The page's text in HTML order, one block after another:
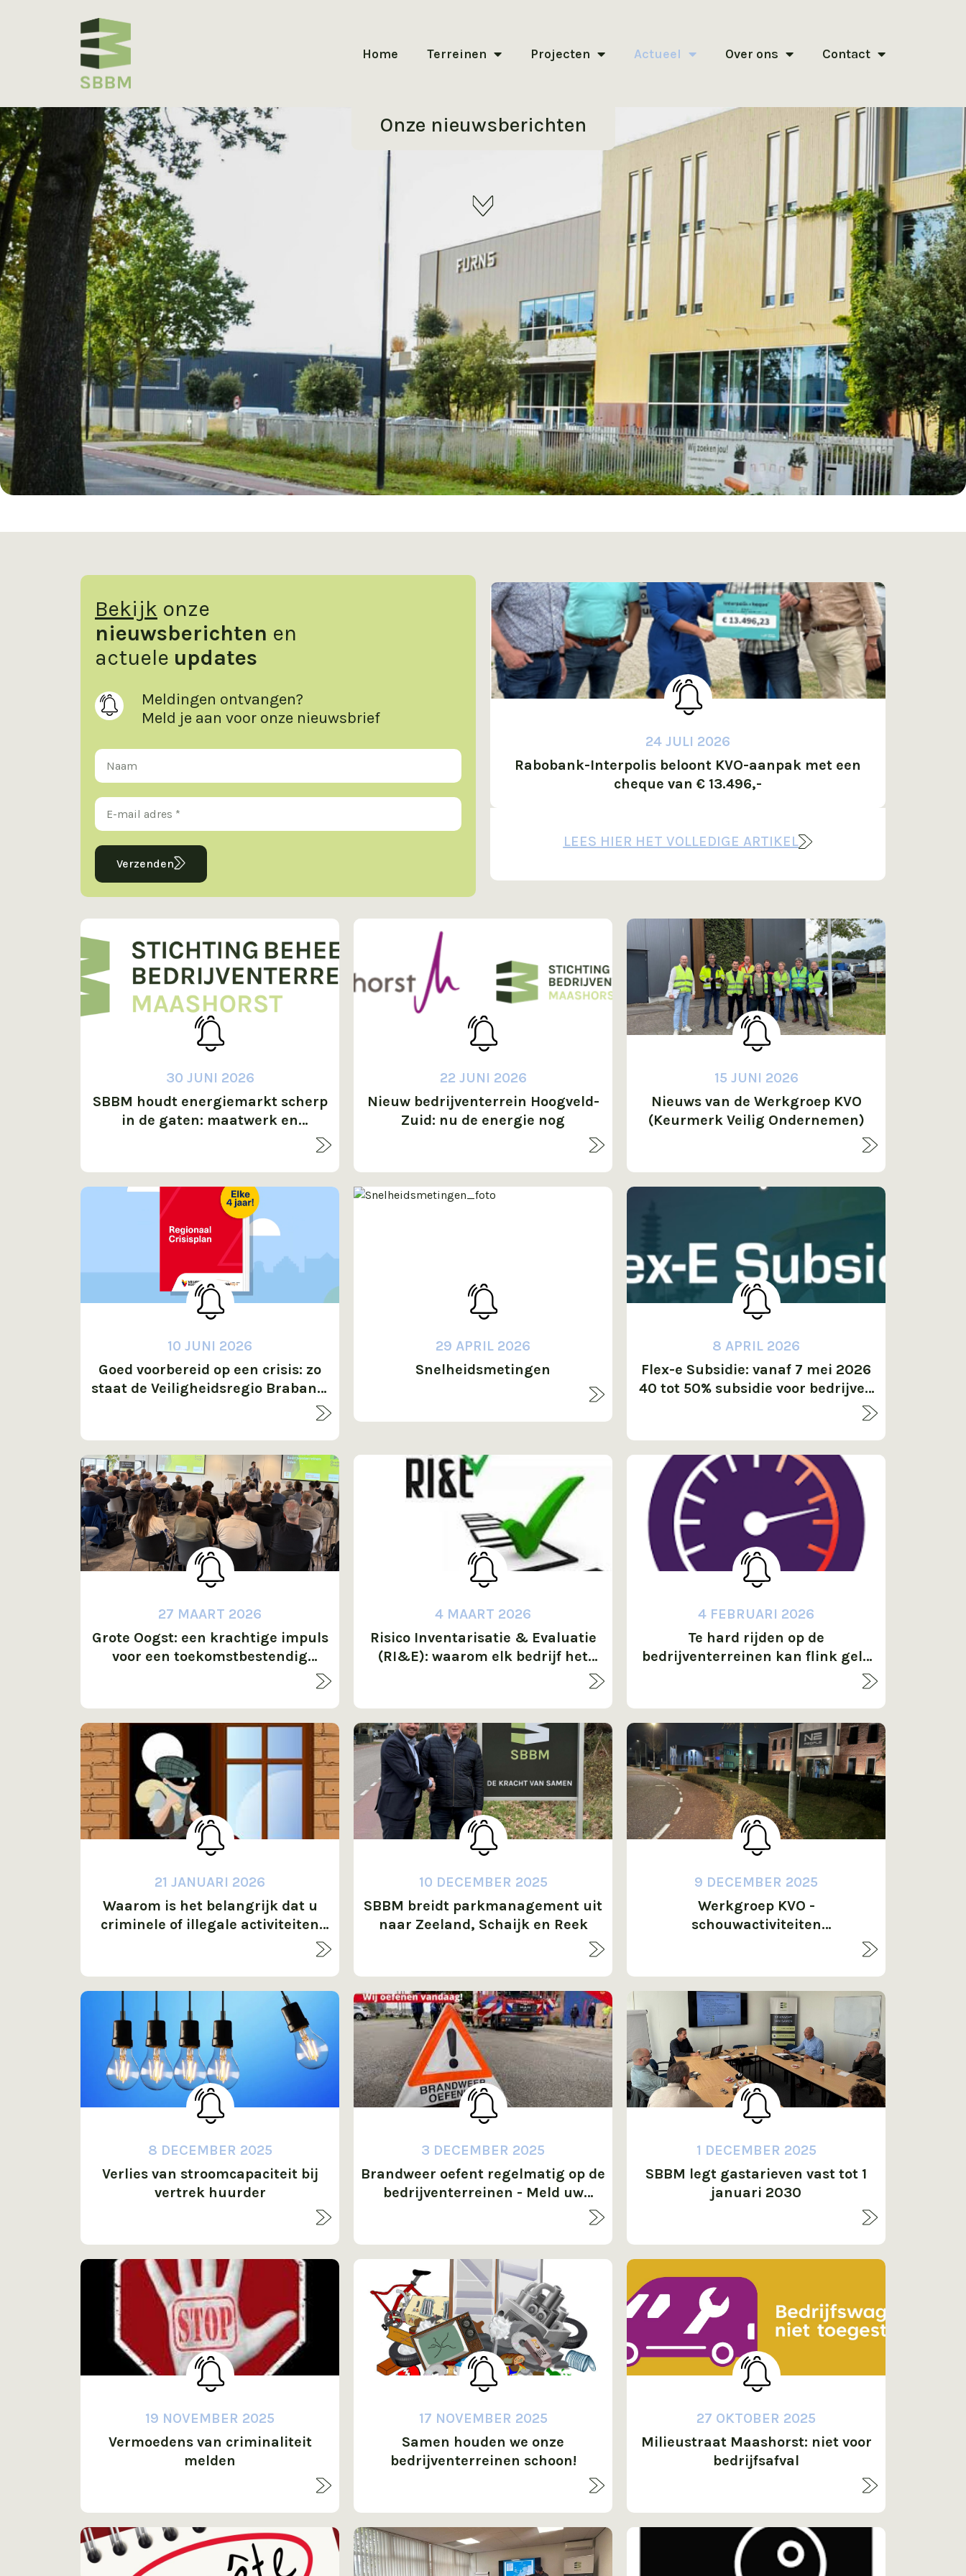
Home Terreinen Projecten Actueel Over ons Contact
Onze nieuwsberichten
Bekijk onze
nieuwsberichten en
actuele updates
Meldingen ontvangen?
Meld je aan voor onze nieuwsbrief
Verzenden
24 JULI 2026
Rabobank-Interpolis beloont KVO-aanpak met een
cheque van € 13.496,-
LEES HIER HET VOLLEDIGE ARTIKEL
30 JUNI 2026
SBBM houdt energiemarkt scherp
in de gaten: maatwerk en
zekerheid voor onze deelnemers
22 JUNI 2026
Nieuw bedrijventerrein Hoogveld-
Zuid: nu de energie nog
15 JUNI 2026
Nieuws van de Werkgroep KVO
(Keurmerk Veilig Ondernemen)
10 JUNI 2026
Goed voorbereid op een crisis: zo
staat de Veiligheidsregio Brabant-
29 APRIL 2026
Snelheidsmetingen
8 APRIL 2026
Flex-e Subsidie: vanaf 7 mei 2026
40 tot 50% subsidie voor bedrijven
met een tekort aan elektriciteit. De
27 MAART 2026
Grote Oogst: een krachtige impuls
voor een toekomstbestendig
4 MAART 2026
Risico Inventarisatie & Evaluatie
(RI&E): waarom elk bedrijf het
4 FEBRUARI 2026
Te hard rijden op de
bedrijventerreinen kan flink geld
21 JANUARI 2026
Waarom is het belangrijk dat u
criminele of illegale activiteiten
10 DECEMBER 2025
SBBM breidt parkmanagement uit
naar Zeeland, Schaijk en Reek
9 DECEMBER 2025
Werkgroep KVO -
schouwactiviteiten
8 DECEMBER 2025
Verlies van stroomcapaciteit bij
vertrek huurder
3 DECEMBER 2025
Brandweer oefent regelmatig op de
bedrijventerreinen - Meld uw
1 DECEMBER 2025
SBBM legt gastarieven vast tot 1
januari 2030
19 NOVEMBER 2025
Vermoedens van criminaliteit
melden
17 NOVEMBER 2025
Samen houden we onze
bedrijventerreinen schoon!
27 OKTOBER 2025
Milieustraat Maashorst: niet voor
bedrijfsafval